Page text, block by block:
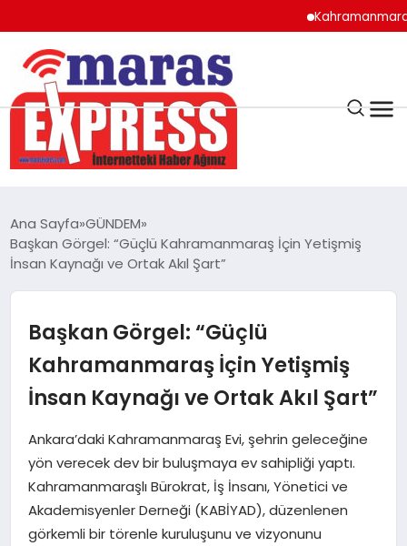
Kahramanmaraş’ta
K.MARAŞ
ANDIRIN
AFŞİN
ÇAĞLAYANCERİT
BİZE ULAŞIN
GÖKSUN
TÜRKOĞLU
Ana Sayfa GÜNDEM
Başkan Görgel: “Güçlü Kahramanmaraş İçin Yetişmiş
İnsan Kaynağı ve Ortak Akıl Şart”
Başkan Görgel: “Güçlü
Kahramanmaraş İçin Yetişmiş
İnsan Kaynağı ve Ortak Akıl Şart”
Ankara’daki Kahramanmaraş Evi, şehrin geleceğine
yön verecek dev bir buluşmaya ev sahipliği yaptı.
Kahramanmaraşlı Bürokrat, İş İnsanı, Yönetici ve
Akademisyenler Derneği (KABİYAD), düzenlenen
görkemli bir törenle kuruluşunu ve vizyonunu